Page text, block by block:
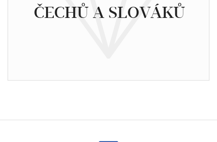
ČECHŮ A SLOVÁKŮ